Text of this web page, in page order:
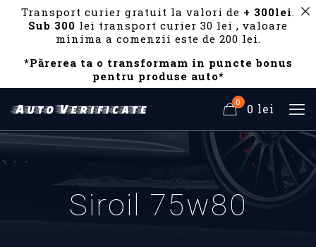
Transport curier gratuit la valori de + 300lei.
Sub 300 lei transport curier 30 lei , valoare
minima a comenzii este de 200 lei.
*Părerea ta o transformam in puncte bonus
pentru produse auto*
0 0 lei
Siroil 75w80